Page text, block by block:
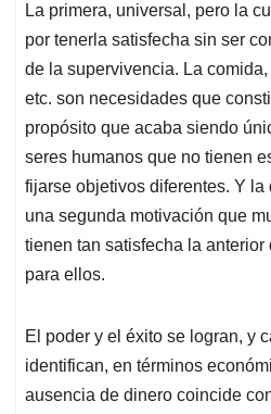
La primera, universal, pero la
por tenerla satisfecha sin ser
de la supervivencia. La
etc. son necesidades que
propósito que acaba siendo
seres humanos que no tienen
fijarse objetivos diferentes. Y la
una segunda motivación que
tienen tan satisfecha la
para ellos.
El poder y el éxito se logran, y
identifican, en términos
ausencia de dinero coincide